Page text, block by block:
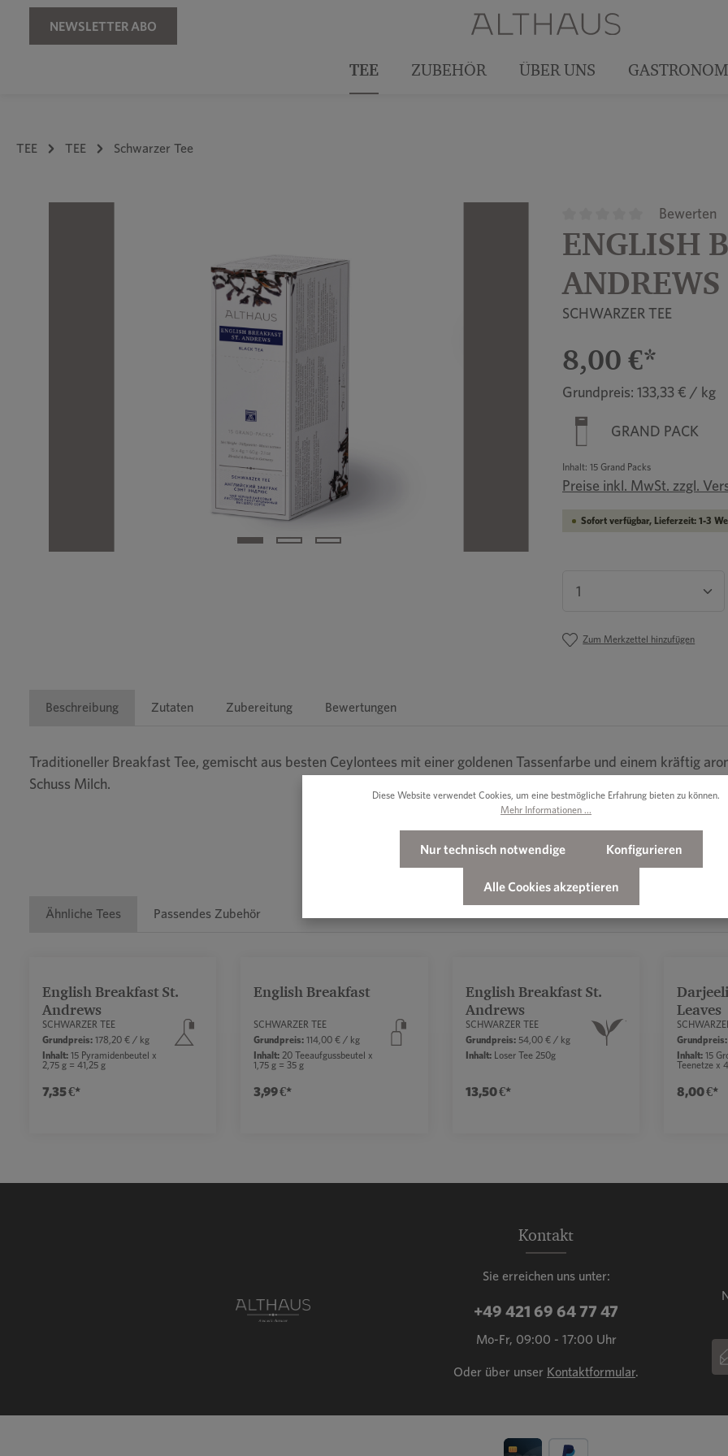
Hauptnavigation springen
NEWSLETTER ABO
TEE ZUBEHÖR ÜBER UNS
TEE TEE Schwarzer Tee
Durchschnittliche
Bewerten
ENGLISH
ANDREWS
SCHWARZER TEE
8,00 €*
Grundpreis: 133,33 € / kg
GRAND PACK
Inhalt: 15 Grand Packs
Preise inkl. MwSt. zzgl.
Sofort verfügbar, Lieferzeit: 1-3
Produkt Anzahl:
Zum Merkzettel hinzufügen
Beschreibung Zutaten Zubereitung Bewertungen
Traditioneller Breakfast Tee, gemischt aus besten Ceylontees mit einer goldenen Tassenfarbe und einem kräftig
Schuss Milch.
Ähnliche Tees Passendes Zubehör
English Breakfast St.
Andrews
SCHWARZER TEE
Grundpreis: 178,20 € / kg
Inhalt: 15 Pyramidenbeutel x
2,75 g = 41,25 g
7,35 €*
Durchschnittliche Bewertung von 5 von 5 Sternen
English Breakfast
SCHWARZER TEE
Grundpreis: 114,00 € / kg
Inhalt: 20 Teeaufgussbeutel x
1,75 g = 35 g
3,99 €*
English Breakfast St.
Andrews
SCHWARZER TEE
Grundpreis:54,00 € / kg
Inhalt:Loser Tee 250g
13,50 €*
Leaves
Grundpreis:
Inhalt: 15
Teenetze x
8,00 €*
Kontakt
Sie erreichen uns unter:
+49 421 69 64 77 47
Mo-Fr, 09:00 - 17:00 Uhr
Oder über unser Kontaktformular.
Diese Website verwendet Cookies, um eine bestmögliche Erfahrung bieten zu können.
Mehr Informationen ...
Nur technisch notwendige Konfigurieren
Alle Cookies akzeptieren